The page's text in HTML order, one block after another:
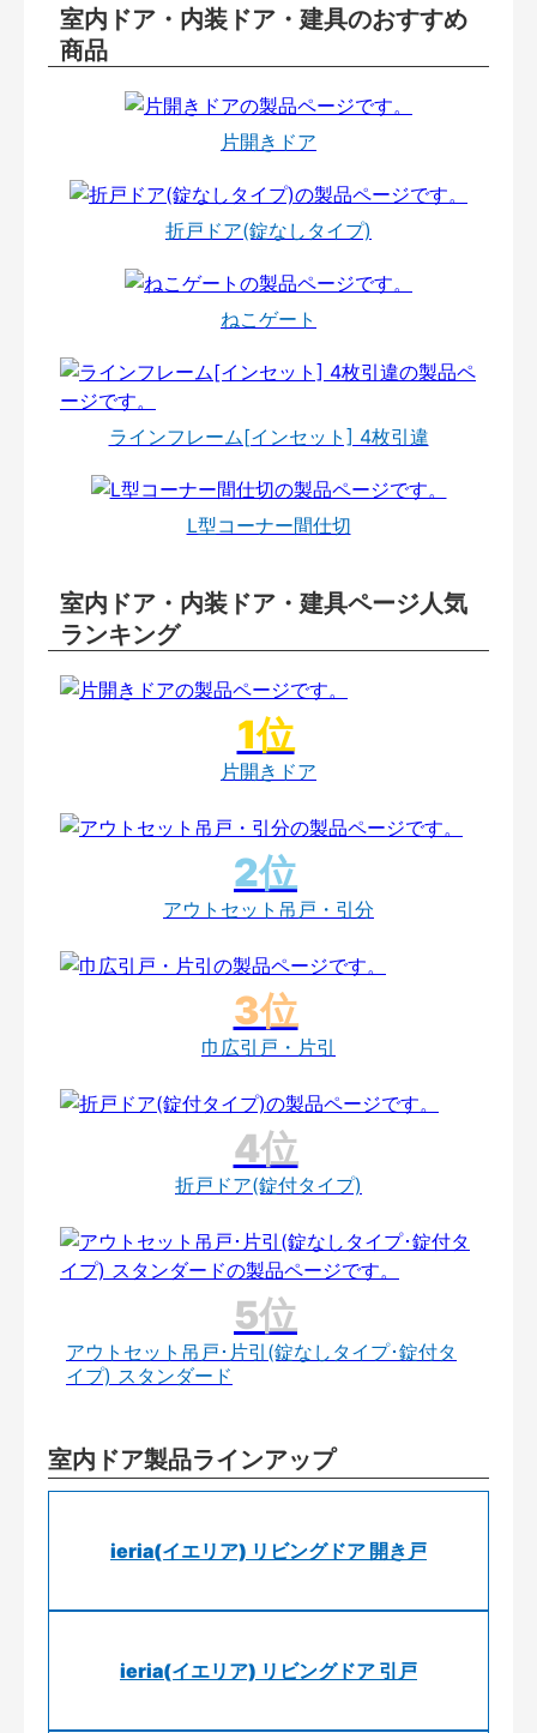
室内ドア・内装ドア・建具のおすすめ
商品
片開きドア
折戸ドア(錠なしタイプ)
ねこゲート
ラインフレーム[インセット] 4枚引違
L型コーナー間仕切
室内ドア・内装ドア・建具ページ人気
ランキング
片開きドア
アウトセット吊戸・引分
巾広引戸・片引
折戸ドア(錠付タイプ)
アウトセット吊戸･片引(錠なしタイプ･錠付タ
イプ) スタンダード
室内ドア製品ラインアップ
ieria(イエリア) リビングドア 開き戸
ieria(イエリア) リビングドア 引戸